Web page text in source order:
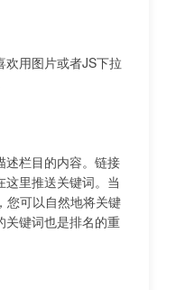
用图片或者JS下拉
述栏目的内容。链接
里推送关键词。当
您可以自然地将关键
关键词也是排名的重